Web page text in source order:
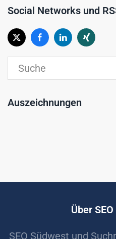
Social Networks und
Auszeichnungen
Über
SEO Südwest und